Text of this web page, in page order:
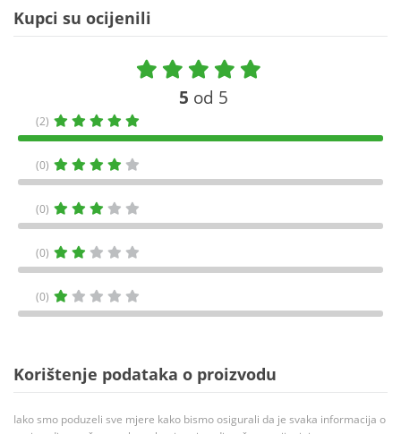
Kupci su ocijenili
5 od 5
(2)
(0)
(0)
(0)
(0)
Korištenje podataka o proizvodu
Iako smo poduzeli sve mjere kako bismo osigurali da je svaka informacija o